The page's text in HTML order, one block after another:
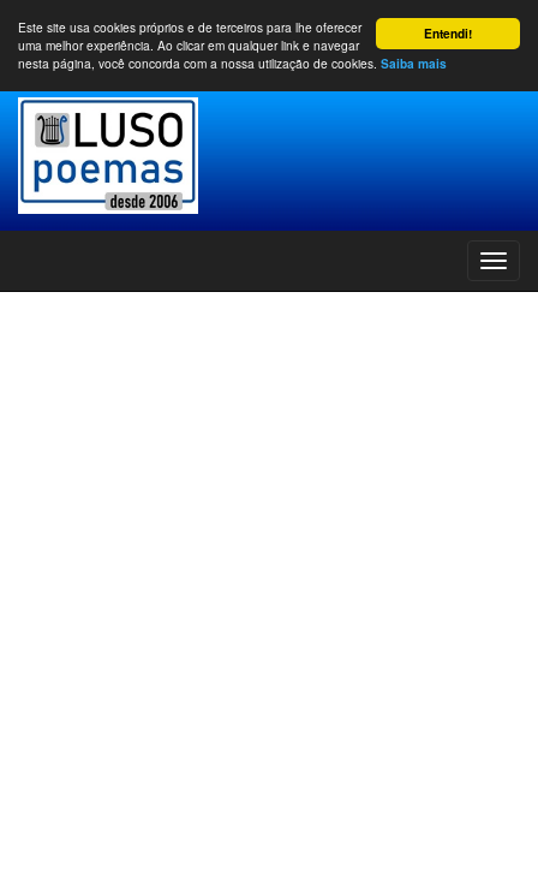
Entendi!
Este site usa cookies próprios e de terceiros para lhe oferecer
uma melhor experiência. Ao clicar em qualquer link e navegar
nesta página, você concorda com a nossa utilização de cookies. Saiba mais